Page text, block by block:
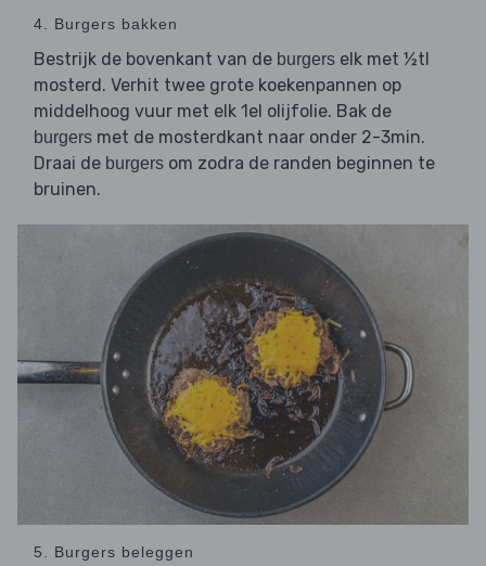
4. Burgers bakken
Bestrijk de bovenkant van de burgers elk met ½tl
mosterd. Verhit twee grote koekenpannen op
middelhoog vuur met elk 1el olijfolie. Bak de
burgers met de mosterdkant naar onder 2-3min.
Draai de burgers om zodra de randen beginnen te
bruinen.
5. Burgers beleggen